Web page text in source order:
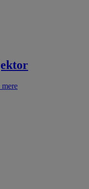
mere